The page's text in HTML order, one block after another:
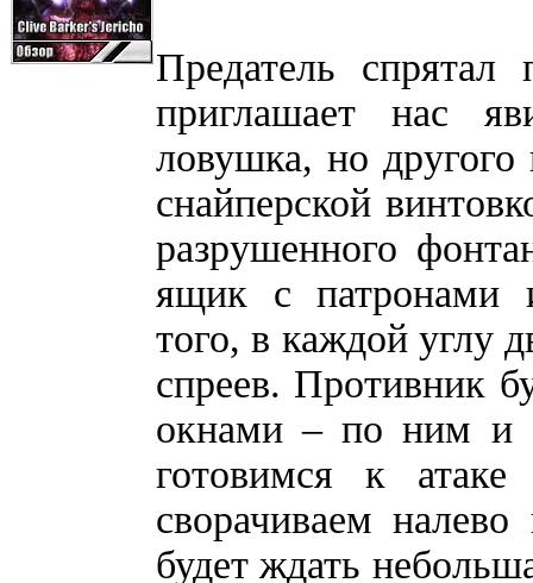
Предатель спрятал
приглашает нас
ловушка, но
снайперской
разрушенного
ящик с патронами
того, в каждой углу
спреев. Противник
окнами – по ним и
готовимся к
сворачиваем
будет ждать